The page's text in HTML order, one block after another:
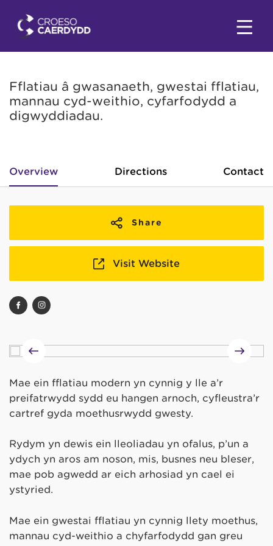
Fflatiau â gwasanaeth, gwestai fflatiau,
mannau cyd-weithio, cyfarfodydd a
digwyddiadau.
Overview Directions Contact
Share
Visit Website
Mae ein fflatiau modern yn cynnig y lle a’r
preifatrwydd sydd eu hangen arnoch, cyfleustra’r
cartref gyda moethusrwydd gwesty.
Rydym yn dewis ein lleoliadau yn ofalus, p’un a
ydych yn aros am noson, mis, busnes neu bleser,
mae pob agwedd ar eich arhosiad yn cael ei
ystyried.
Mae ein gwestai fflatiau yn cynnig llety moethus,
mannau cyd-weithio a chyfarfodydd gan greu